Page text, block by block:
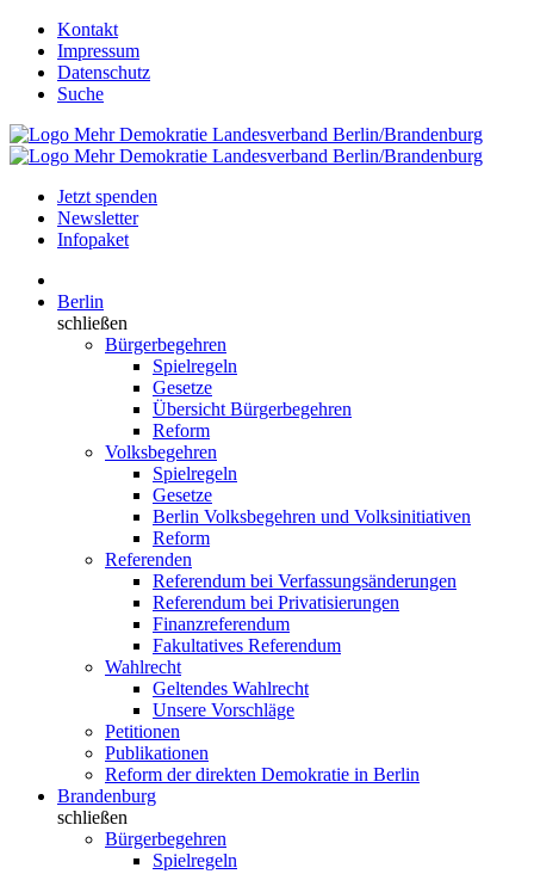
Kontakt
Impressum
Datenschutz
Suche
Jetzt spenden
Newsletter
Infopaket
Berlin
schließen
Bürgerbegehren
Spielregeln
Gesetze
Übersicht Bürgerbegehren
Reform
Volksbegehren
Spielregeln
Gesetze
Berlin Volksbegehren und Volksinitiativen
Reform
Referenden
Referendum bei Verfassungsänderungen
Referendum bei Privatisierungen
Finanzreferendum
Fakultatives Referendum
Wahlrecht
Geltendes Wahlrecht
Unsere Vorschläge
Petitionen
Publikationen
Reform der direkten Demokratie in Berlin
Brandenburg
schließen
Bürgerbegehren
Spielregeln